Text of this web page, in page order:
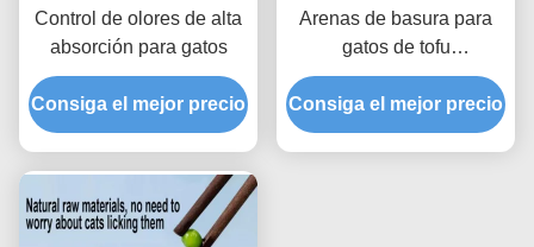
Control de olores de alta
absorción para gatos
Consiga el mejor precio
Arenas de basura para
gatos de tofu
desodorizadas sin polvo
Consiga el mejor precio